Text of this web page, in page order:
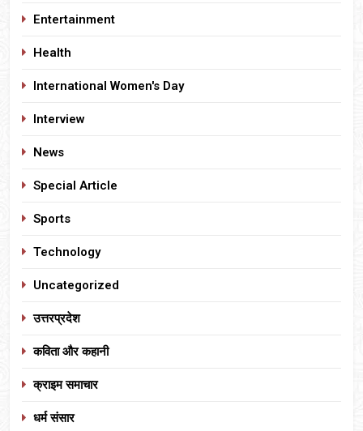
Entertainment
Health
International Women's Day
Interview
News
Special Article
Sports
Technology
Uncategorized
उत्तरप्रदेश
कविता और कहानी
क्राइम समाचार
धर्म संसार